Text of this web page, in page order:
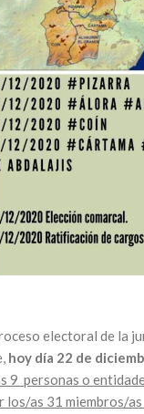
electoral de la
hoy día 22 de
9 personas o
as 31 miembros/